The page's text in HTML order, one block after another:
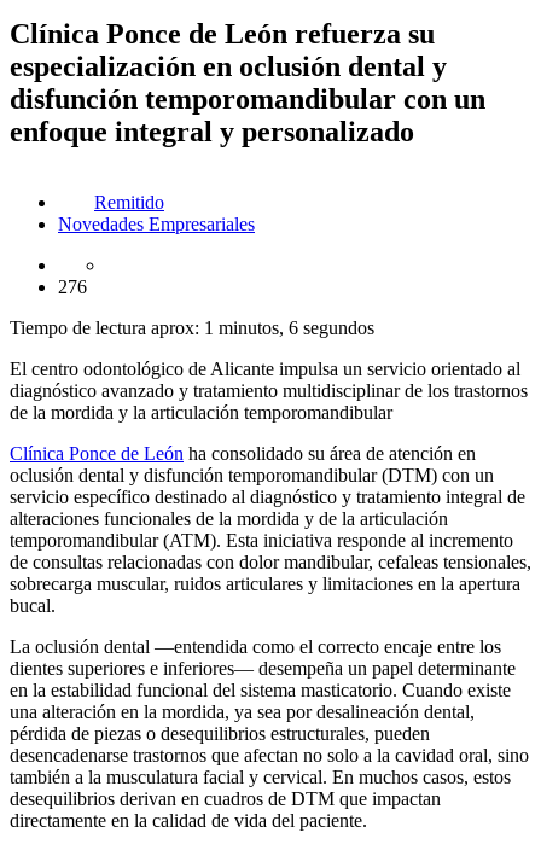
Clínica Ponce de León refuerza su
especialización en oclusión dental y
disfunción temporomandibular con un
enfoque integral y personalizado
Remitido
Novedades Empresariales
276
Tiempo de lectura aprox: 1 minutos, 6 segundos
El centro odontológico de Alicante impulsa un servicio orientado al
diagnóstico avanzado y tratamiento multidisciplinar de los trastornos
de la mordida y la articulación temporomandibular
Clínica Ponce de León ha consolidado su área de atención en
oclusión dental y disfunción temporomandibular (DTM) con un
servicio específico destinado al diagnóstico y tratamiento integral de
alteraciones funcionales de la mordida y de la articulación
temporomandibular (ATM). Esta iniciativa responde al incremento
de consultas relacionadas con dolor mandibular, cefaleas tensionales,
sobrecarga muscular, ruidos articulares y limitaciones en la apertura
bucal.
La oclusión dental —entendida como el correcto encaje entre los
dientes superiores e inferiores— desempeña un papel determinante
en la estabilidad funcional del sistema masticatorio. Cuando existe
una alteración en la mordida, ya sea por desalineación dental,
pérdida de piezas o desequilibrios estructurales, pueden
desencadenarse trastornos que afectan no solo a la cavidad oral, sino
también a la musculatura facial y cervical. En muchos casos, estos
desequilibrios derivan en cuadros de DTM que impactan
directamente en la calidad de vida del paciente.